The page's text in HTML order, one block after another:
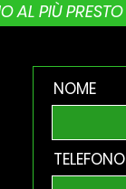
AL PIÙ PRESTO
NOME
TELEFONO